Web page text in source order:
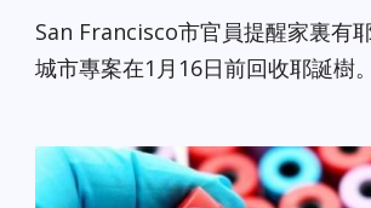
San Francisco市官員提醒家裏有
城市專案在1月16日前回收耶誕樹。